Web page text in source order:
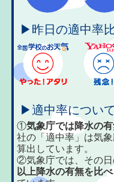
▶昨日の適中率
▶適中率について
①気象庁では降水の
社の「適中率」は気
算出しています。
②気象庁では、その
以上降水の有無を比